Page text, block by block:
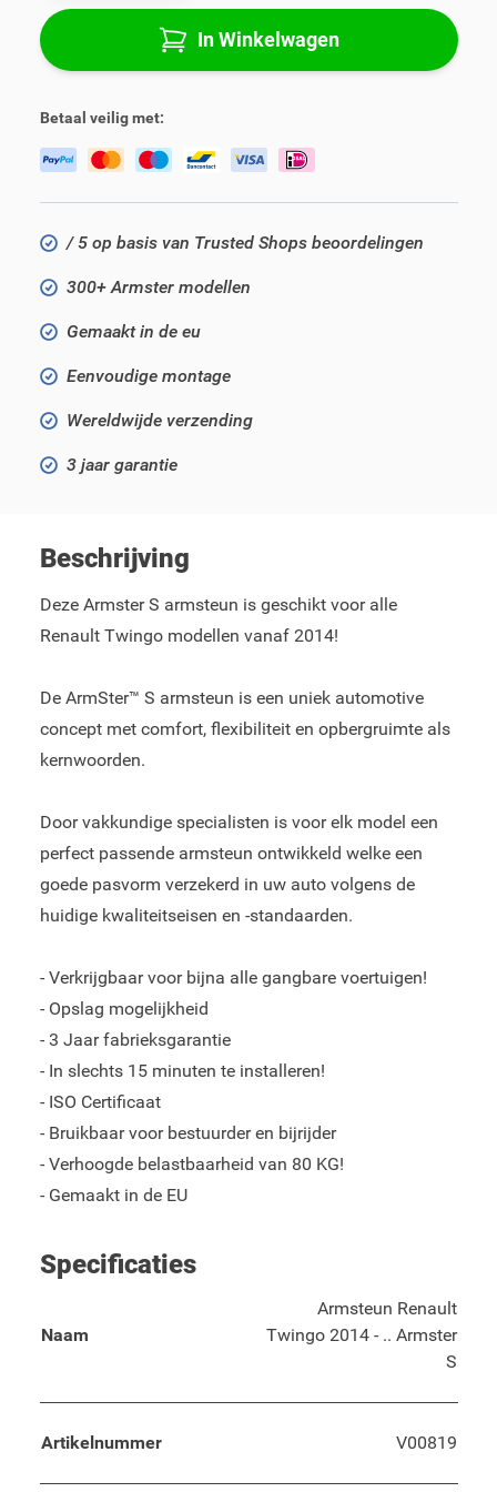
In Winkelwagen
Betaal veilig met:
/ 5 op basis van Trusted Shops beoordelingen
300+ Armster modellen
Gemaakt in de eu
Eenvoudige montage
Wereldwijde verzending
3 jaar garantie
Beschrijving
Deze Armster S armsteun is geschikt voor alle
Renault Twingo modellen vanaf 2014!
De ArmSter™ S armsteun is een uniek automotive
concept met comfort, flexibiliteit en opbergruimte als
kernwoorden.
Door vakkundige specialisten is voor elk model een
perfect passende armsteun ontwikkeld welke een
goede pasvorm verzekerd in uw auto volgens de
huidige kwaliteitseisen en -standaarden.
- Verkrijgbaar voor bijna alle gangbare voertuigen!
- Opslag mogelijkheid
- 3 Jaar fabrieksgarantie
- In slechts 15 minuten te installeren!
- ISO Certificaat
- Bruikbaar voor bestuurder en bijrijder
- Verhoogde belastbaarheid van 80 KG!
- Gemaakt in de EU
Specificaties
Naam
Armsteun Renault
Twingo 2014 - .. Armster
S
Artikelnummer V00819